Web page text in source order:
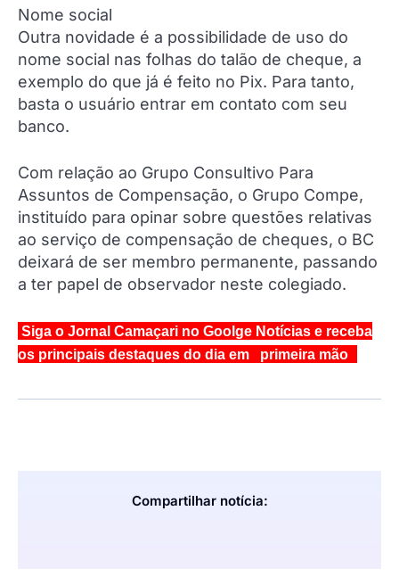
Nome social
Outra novidade é a possibilidade de uso do
nome social nas folhas do talão de cheque, a
exemplo do que já é feito no Pix. Para tanto,
basta o usuário entrar em contato com seu
banco.
Com relação ao Grupo Consultivo Para
Assuntos de Compensação, o Grupo Compe,
instituído para opinar sobre questões relativas
ao serviço de compensação de cheques, o BC
deixará de ser membro permanente, passando
a ter papel de observador neste colegiado.
Siga o Jornal Camaçari no Goolge Notícias e receba
os principais destaques do dia em primeira mão
Compartilhar notícia: